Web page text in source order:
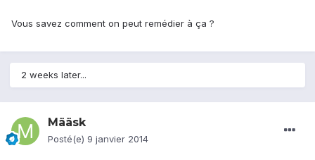
Vous savez comment on peut remédier à ça ?
2 weeks later...
Määsk
Posté(e) 9 janvier 2014